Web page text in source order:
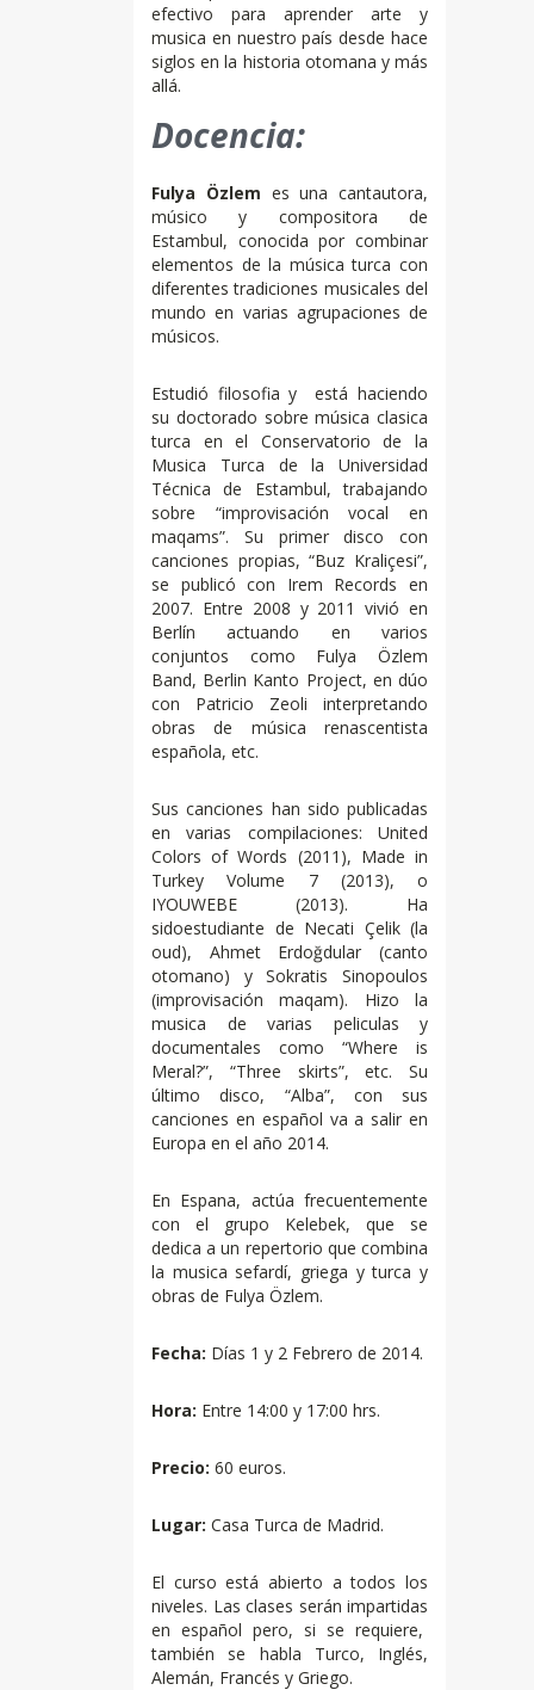
efectivo para aprender arte y
musica en nuestro país desde hace
siglos en la historia otomana y más
allá.
Docencia:
Fulya Özlem es una cantautora,
músico y compositora de
Estambul, conocida por combinar
elementos de la música turca con
diferentes tradiciones musicales del
mundo en varias agrupaciones de
músicos.
Estudió filosofia y está haciendo
su doctorado sobre música clasica
turca en el Conservatorio de la
Musica Turca de la Universidad
Técnica de Estambul, trabajando
sobre “improvisación vocal en
maqams”. Su primer disco con
canciones propias, “Buz Kraliçesi”,
se publicó con Irem Records en
2007. Entre 2008 y 2011 vivió en
Berlín actuando en varios
conjuntos como Fulya Özlem
Band, Berlin Kanto Project, en dúo
con Patricio Zeoli interpretando
obras de música renascentista
española, etc.
Sus canciones han sido publicadas
en varias compilaciones: United
Colors of Words (2011), Made in
Turkey Volume 7 (2013), o
IYOUWEBE (2013). Ha
sidoestudiante de Necati Çelik (la
oud), Ahmet Erdoğdular (canto
otomano) y Sokratis Sinopoulos
(improvisación maqam). Hizo la
musica de varias peliculas y
documentales como “Where is
Meral?”, “Three skirts”, etc. Su
último disco, “Alba”, con sus
canciones en español va a salir en
Europa en el año 2014.
En Espana, actúa frecuentemente
con el grupo Kelebek, que se
dedica a un repertorio que combina
la musica sefardí, griega y turca y
obras de Fulya Özlem.
Fecha: Días 1 y 2 Febrero de 2014.
Hora: Entre 14:00 y 17:00 hrs.
Precio: 60 euros.
Lugar: Casa Turca de Madrid.
El curso está abierto a todos los
niveles. Las clases serán impartidas
en español pero, si se requiere,
también se habla Turco, Inglés,
Alemán, Francés y Griego.